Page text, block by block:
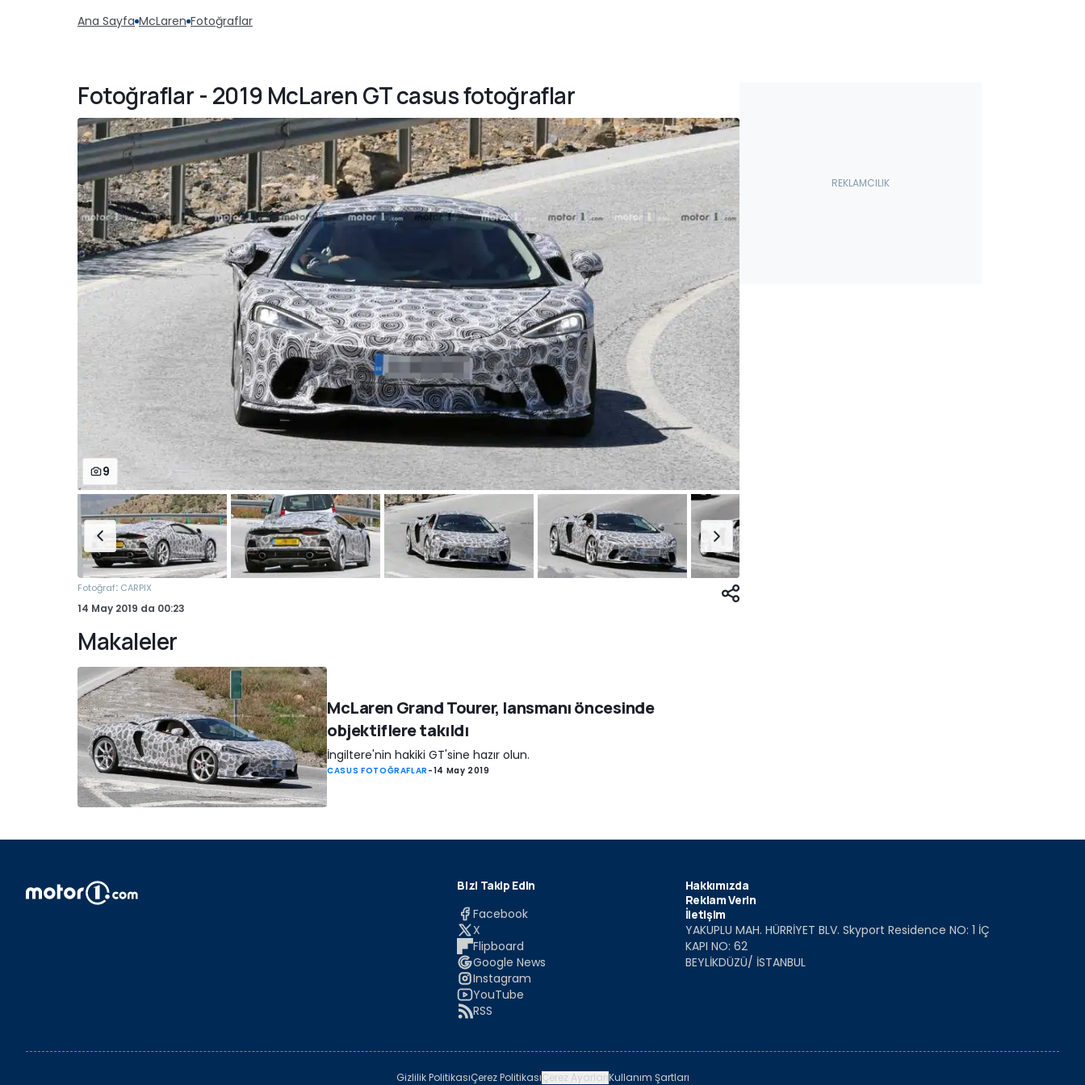
Ana Sayfa McLaren Fotoğraflar
Fotoğraflar - 2019 McLaren GT casus fotoğraflar
9
Fotoğraf: CARPIX
14 May 2019 da 00:23
Makaleler
McLaren Grand Tourer, lansmanı öncesinde
objektiflere takıldı
İngiltere'nin hakiki GT'sine hazır olun.
CASUS FOTOĞRAFLAR -14 May 2019
Bizi Takip Edin
Facebook
X
Flipboard
Google News
Instagram
YouTube
RSS
Hakkımızda
Reklam Verin
İletişim
YAKUPLU MAH. HÜRRİYET BLV. Skyport Residence NO: 1 İÇ
KAPI NO: 62
BEYLİKDÜZÜ/ İSTANBUL
Gizlilik PolitikasıÇerez PolitikasıÇerez AyarlarıKullanım Şartları